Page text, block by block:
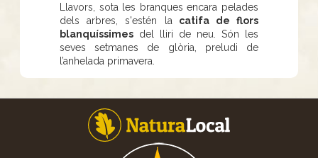
Llavors, sota les branques encara pelades
dels arbres, s'estén la catifa de flors
blanquíssimes del lliri de neu. Són les
seves setmanes de glòria, preludi de
l’anhelada primavera.